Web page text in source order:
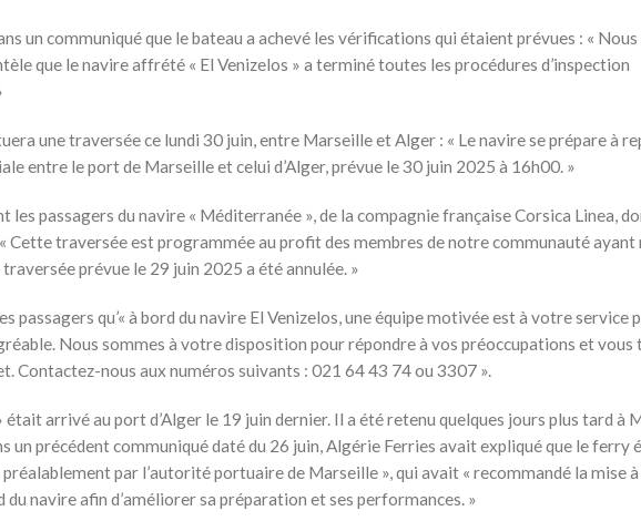
un communiqué que le bateau a achevé les vérifications qui étaient prévues : «
que le navire affrété « El Venizelos » a terminé toutes les procédures d’inspection
une traversée ce lundi 30 juin, entre Marseille et Alger : « Le navire se prépare à
entre le port de Marseille et celui d’Alger, prévue le 30 juin 2025 à 16h00. »
passagers du navire « Méditerranée », de la compagnie française Corsica Linea,
Cette traversée est programmée au profit des membres de notre communauté ayant
prévue le 29 juin 2025 a été annulée. »
passagers qu’« à bord du navire El Venizelos, une équipe motivée est à votre service
Nous sommes à votre disposition pour répondre à vos préoccupations et vous
Contactez-nous aux numéros suivants : 021 64 43 74 ou 3307 ».
était arrivé au port d’Alger le 19 juin dernier. Il a été retenu quelques jours plus tard à
un précédent communiqué daté du 26 juin, Algérie Ferries avait expliqué que le ferry
par l’autorité portuaire de Marseille », qui avait « recommandé la mise
navire afin d’améliorer sa préparation et ses performances. »